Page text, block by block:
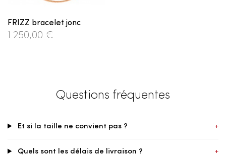
FRIZZ bracelet jonc
1 250,00 €
Questions fréquentes
Et si la taille ne convient pas ? +
Quels sont les délais de livraison ? +